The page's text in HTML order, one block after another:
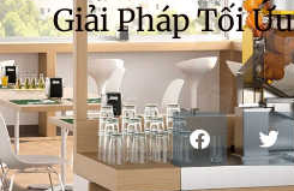
Giải Pháp Tối